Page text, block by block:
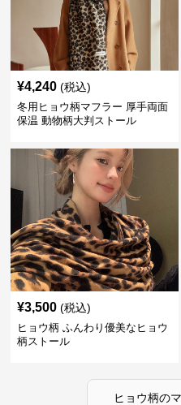
¥4,240 (税込)
冬用ヒョウ柄マフラー 厚手両面
保温 動物柄大判ストール
¥3,500 (税込)
ヒョウ柄 ふんわり優美なヒョウ
柄ストール
ヒョウ柄の